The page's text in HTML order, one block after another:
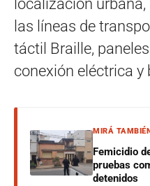
localización
las líneas de
táctil Braille,
conexión eléctrica y
MIRÁ TAMBIÉN
Femicidio
pruebas
detenidos